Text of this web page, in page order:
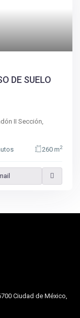
DE SUELO
II Sección,
260 m2
Ciudad de México,